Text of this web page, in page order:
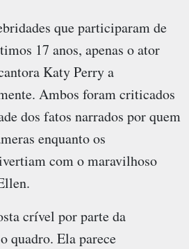
que participaram de
17 anos, apenas o ator
Katy Perry a
Ambos foram criticados
dos fatos narrados por quem
enquanto os
com o maravilhoso
crível por parte da
quadro. Ela parece